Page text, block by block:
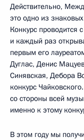
Действительно,
это одно из
Конкурс проводится
и каждый раз
первым его
Дуглас, Денис
Синявская, Дебора
конкурс
со стороны всей
именно к этому
В этом году мы